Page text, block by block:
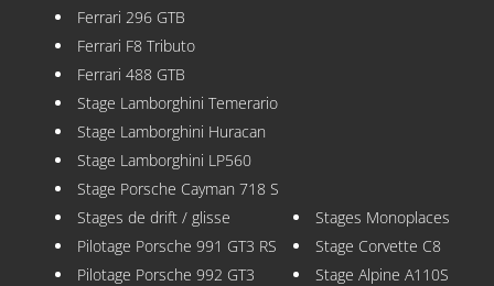
Ferrari 296 GTB
Ferrari F8 Tributo
Ferrari 488 GTB
Stage Lamborghini Temerario
Stage Lamborghini Huracan
Stage Lamborghini LP560
Stage Porsche Cayman 718 S
Stages de drift / glisse
Pilotage Porsche 991 GT3 RS
Pilotage Porsche 992 GT3
Stages Monoplaces
Stage Corvette C8
Stage Alpine A110S